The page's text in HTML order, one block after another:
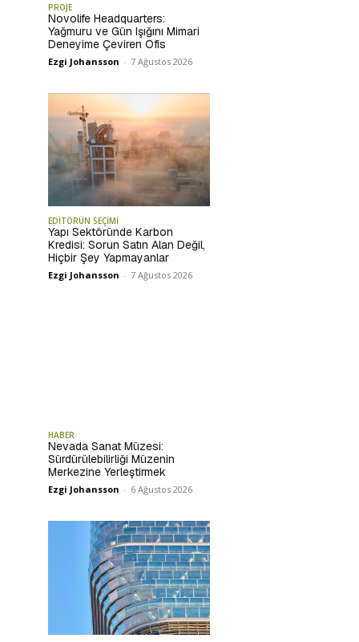
PROJE
Novolife Headquarters:
Yağmuru ve Gün Işığını Mimari
Deneyime Çeviren Ofis
Ezgi Johansson - 7 Ağustos 2026
EDİTÖRÜN SEÇİMİ
Yapı Sektöründe Karbon
Kredisi: Sorun Satın Alan Değil,
Hiçbir Şey Yapmayanlar
Ezgi Johansson - 7 Ağustos 2026
HABER
Nevada Sanat Müzesi:
Sürdürülebilirliği Müzenin
Merkezine Yerleştirmek
Ezgi Johansson - 6 Ağustos 2026